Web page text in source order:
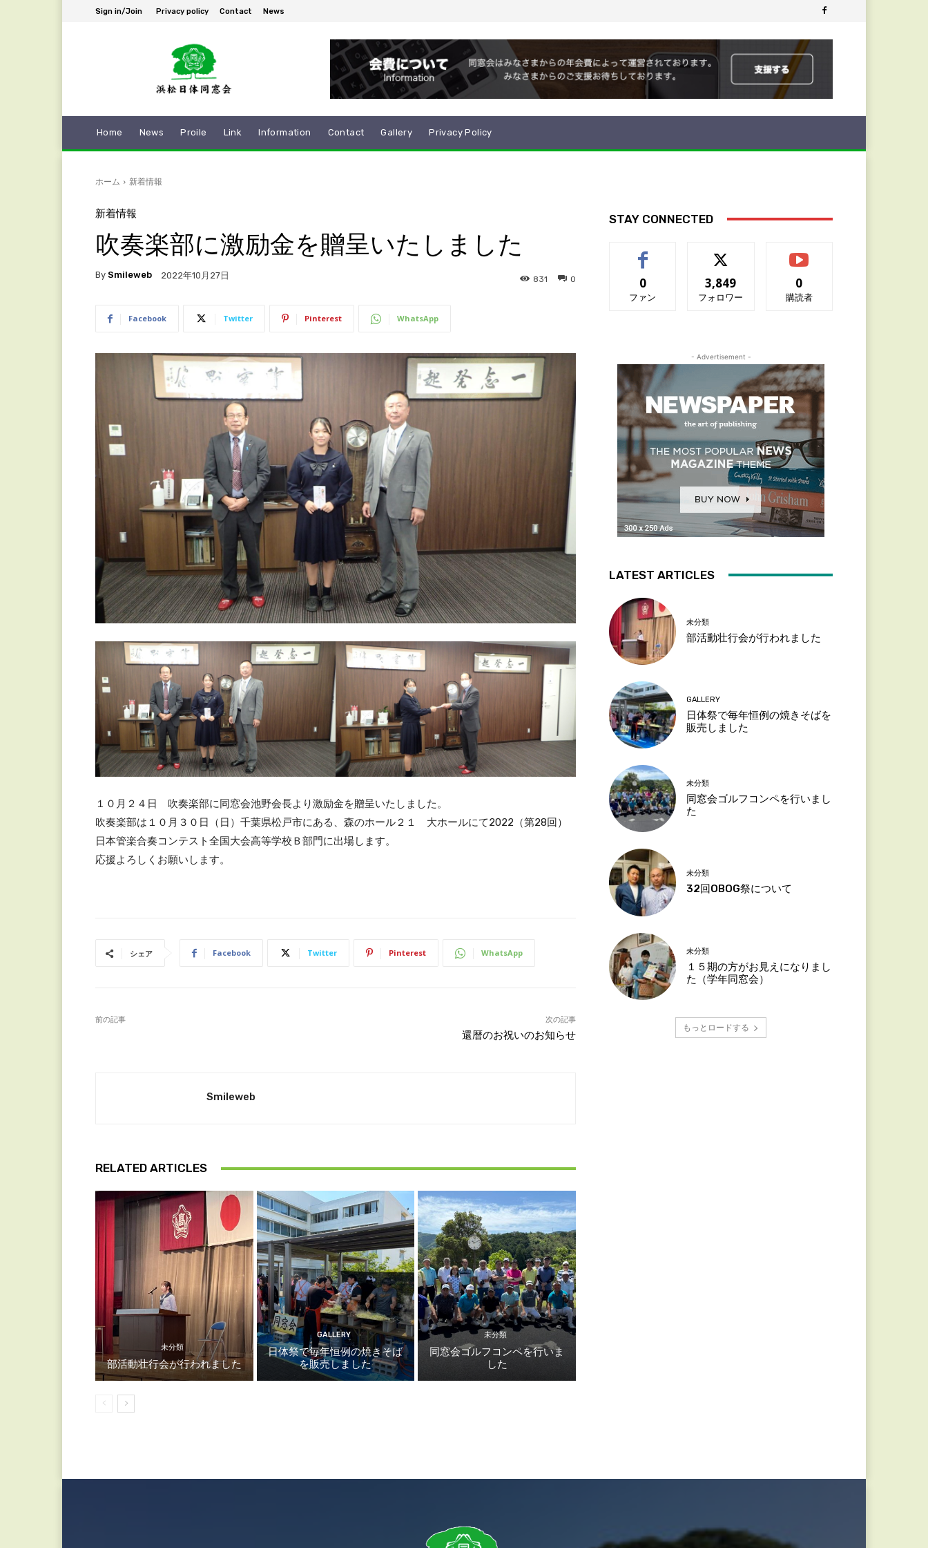
Sign in/Join Privacy policy Contact News
Home News Proile Link Information Contact Gallery Privacy Policy
ホーム 新着情報
新着情報
吹奏楽部に激励金を贈呈いたしました
By Smileweb 2022年10月27日 0
831
Facebook Twitter Pinterest WhatsApp
１０月２４日 吹奏楽部に同窓会池野会長より激励金を贈呈いたしました。
吹奏楽部は１０月３０日（日）千葉県松戸市にある、森のホール２１ 大ホールにて2022（第28回）
日本管楽合奏コンテスト全国大会高等学校Ｂ部門に出場します。
応援よろしくお願いします。
シェア Facebook Twitter Pinterest WhatsApp
前の記事 次の記事
還暦のお祝いのお知らせ
Smileweb
RELATED ARTICLES
未分類
部活動壮行会が行われました
GALLERY
日体祭で毎年恒例の焼きそば
を販売しました
未分類
同窓会ゴルフコンペを行いま
した
STAY CONNECTED
0
ファン
3,849
フォロワー
0
購読者
- Advertisement -
LATEST ARTICLES
未分類
部活動壮行会が行われました
GALLERY
日体祭で毎年恒例の焼きそばを
販売しました
未分類
同窓会ゴルフコンペを行いまし
た
未分類
32回OBOG祭について
未分類
１５期の方がお見えになりまし
た（学年同窓会）
もっとロードする